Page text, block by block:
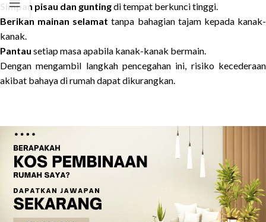
Simpan pisau dan guntingdi tempat berkunci tinggi.
Berikan mainan selamat tanpa bahagian tajam kepada kanak-
kanak.
Pantau setiap masa apabila kanak-kanak bermain.
Dengan mengambil langkah pencegahan ini, risiko kecederaan
akibat bahaya di rumah dapat dikurangkan.